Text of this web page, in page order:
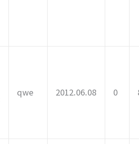
qwe 2012.06.08 0